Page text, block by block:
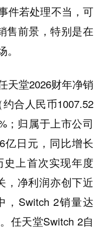
件若处理不当，可
售前景，特别是在
天堂2026财年净销
合人民币1007.52
；归属于上市公司
亿日元，同比增长
史上首次实现年度
，净利润亦创下近
，Switch 2销量达
任天堂Switch 2自